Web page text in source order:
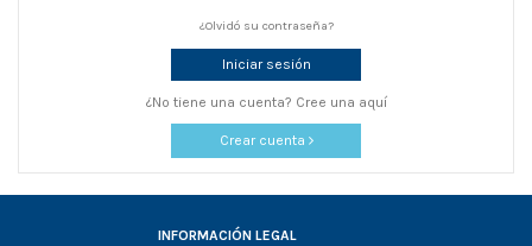
¿Olvidó su contraseña?
Iniciar sesión
¿No tiene una cuenta? Cree una aquí
Crear cuenta
INFORMACIÓN LEGAL